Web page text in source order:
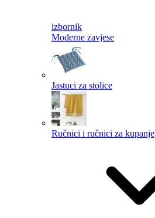
izbornik
Moderne zavjese
Jastuci za stolice
Ručnici i ručnici za kupanje